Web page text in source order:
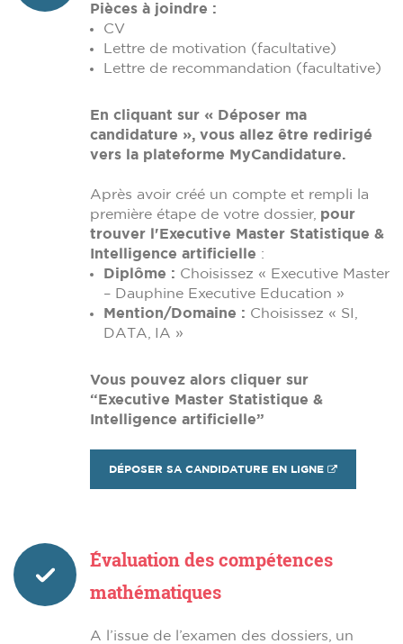
Pièces à joindre :
CV
Lettre de motivation (facultative)
Lettre de recommandation (facultative)
En cliquant sur « Déposer ma
candidature », vous allez être redirigé
vers la plateforme MyCandidature.
Après avoir créé un compte et rempli la
première étape de votre dossier, pour
trouver l'Executive Master Statistique &
Intelligence artificielle :
Diplôme : Choisissez « Executive Master
– Dauphine Executive Education »
Mention/Domaine : Choisissez « SI,
DATA, IA »
Vous pouvez alors cliquer sur
“Executive Master Statistique &
Intelligence artificielle”
DÉPOSER SA CANDIDATURE EN LIGNE
Évaluation des compétences
mathématiques
A l’issue de l’examen des dossiers, un